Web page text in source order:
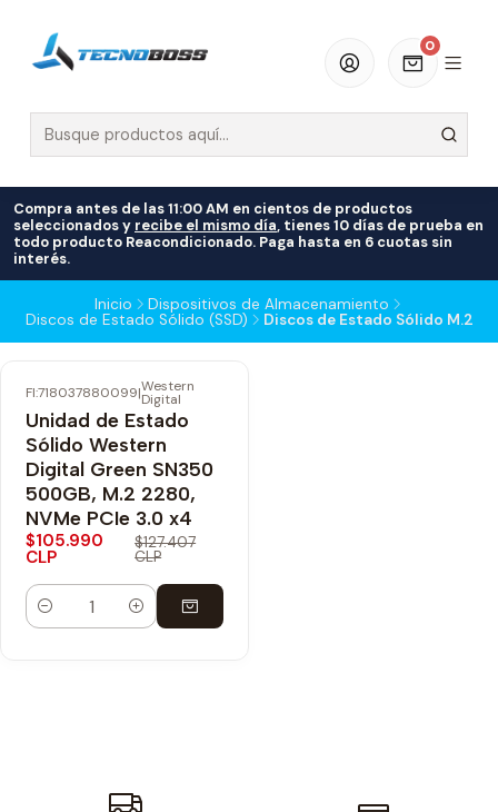
0
Compra antes de las 11:00 AM en cientos de productos
seleccionados y recibe el mismo día, tienes 10 días de prueba en
todo producto Reacondicionado. Paga hasta en 6 cuotas sin
interés.
Inicio
Dispositivos de Almacenamiento
Discos de Estado Sólido (SSD)
Discos de Estado Sólido M.2
-17% OFF
FI:718037880099|Western
Digital
Unidad de Estado
Sólido Western
Digital Green SN350
500GB, M.2 2280,
NVMe PCIe 3.0 x4
$105.990
CLP
$127.407
CLP
Cantidad